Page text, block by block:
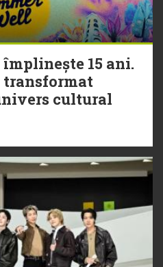
15 ani.
transformat
cultural